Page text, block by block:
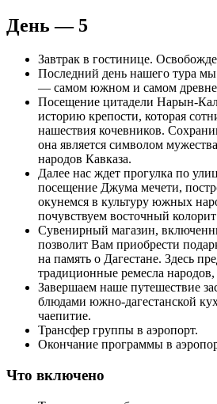
День — 5
Завтрак в гостинице.
Последний день нашего тура
— самом южном и самом
Посещение цитадели Нарын-
историю крепости, которая
нашествия кочевников.
она является символом
народов Кавказа.
Далее нас ждет прогулка по
посещение Джума мечети,
окунемся в культуру южных
почувствуем восточный
Сувенирный магазин,
позволит Вам приобрести
на память о Дагестане. Здесь
традиционные ремесла народов,
Завершаем наше путешествие
блюдами южно-дагестанской
чаепитие.
Трансфер группы в аэропорт.
Окончание программы в
Что включено